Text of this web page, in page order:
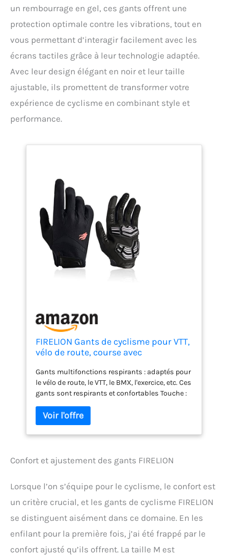
un rembourrage en gel, ces gants offrent une
protection optimale contre les vibrations, tout en
vous permettant d’interagir facilement avec les
écrans tactiles grâce à leur technologie adaptée.
Avec leur design élégant en noir et leur taille
ajustable, ils promettent de transformer votre
expérience de cyclisme en combinant style et
performance.
FIRELION Gants de cyclisme pour VTT,
vélo de route, course avec
d'équitation pour écran tactile, gants
noirs taille M
Gants multifonctions respirants : adaptés pour
le vélo de route, le VTT, le BMX, l'exercice, etc. Ces
gants sont respirants et confortables Touche :
doigts pour une utilisation pratique des
appareils mobiles, sans gants de déplacement
Durable : paume en gel avec absorption des
des mains, et évite les peluches Sangles
réglables : absorbantes en microfibre : en
et de la stabilisation du poignet 30 jours
Confort et ajustement des gants FIRELION
Lorsque l’on s’équipe pour le cyclisme, le confort est
un critère crucial, et les gants de cyclisme FIRELION
se distinguent aisément dans ce domaine. En les
enfilant pour la première fois, j’ai été frappé par le
confort ajusté qu’ils offrent. La taille M est